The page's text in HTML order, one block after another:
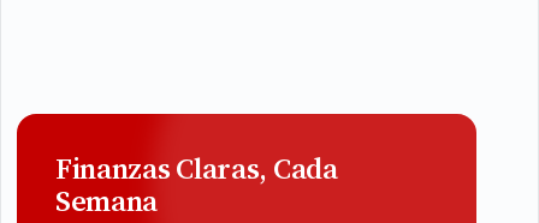
Finanzas Claras, Cada
Semana